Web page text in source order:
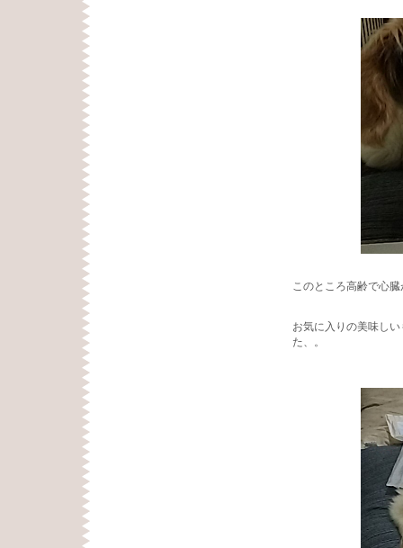
このところ高齢で心
お気に入りの美味し
た、。